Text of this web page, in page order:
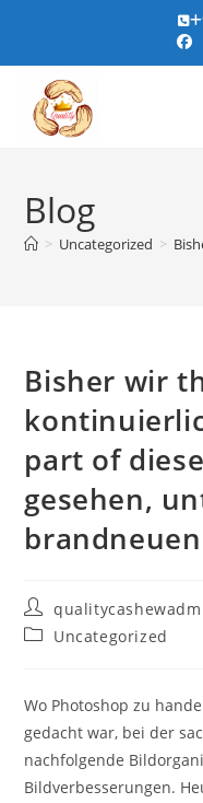
content
Blog
> Uncategorized >
Bisher wir
part of
gesehen,
brandneuen
Post
author:
PostUncategorized
Wo Photoshop zu
gedacht war, bei der
nachfolgende
Bildverbesserungen.